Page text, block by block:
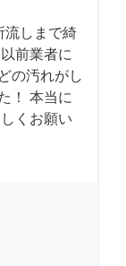
流しまで綺
前業者に
の汚れがし
！ 本当に
くお願い